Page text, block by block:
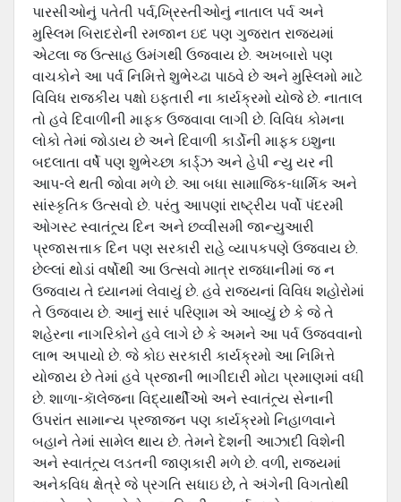
પારસીઓનું પતેતી પર્વ,ખ્રિસ્તીઓનું નાતાલ પર્વ અને
મુસ્લિમ બિરાદરોની રમજાન ઇદ પણ ગુજરાત રાજયમાં
એટલા જ ઉત્સાહ ઉમંગથી ઉજવાય છે. અખબારો પણ
વાચકોને આ પર્વ નિમિત્તે શુભેચ્ઢા પાઠવે છે અને મુસ્લિમો માટે
વિવિધ રાજકીય પક્ષો ઇફતારી ના કાર્યક્રમો યોજે છે. નાતાલ
તો હવે દિવાળીની માફક ઉજવાવા લાગી છે. વિવિધ કોમના
લોકો તેમાં જોડાય છે અને દિવાળી કાર્ડોની માફક ઇશુના
બદલાતા વર્ષે પણ શુભેચ્છા કાર્ડ્ઝ અને હેપી ન્યુ યર ની
આપ-લે થતી જોવા મળે છે. આ બધા સામાજિક-ધાર્મિક અને
સાંસ્કૃતિક ઉત્સવો છે. પરંતુ આપણાં રાષ્ટ્રીય પર્વો પંદરમી
ઓગસ્ટ સ્વાતંત્ર્ય દિન અને છવ્વીસમી જાન્યુઆરી
પ્રજાસત્તાક દિન પણ સરકારી રાહે વ્યાપકપણે ઉજવાય છે.
છેલ્લાં થોડાં વર્ષોથી આ ઉત્સવો માત્ર રાજધાનીમાં જ ન
ઉજવાય તે ધ્યાનમાં લેવાયું છે. હવે રાજયનાં વિવિધ શહોરોમાં
તે ઉજવાય છે. આનું સારં પરિણામ એ આવ્યું છે કે જે તે
શહેરના નાગરિકોને હવે લાગે છે કે અમને આ પર્વ ઉજવવાનો
લાભ અપાયો છે. જે કોઇ સરકારી કાર્યક્રમો આ નિમિત્તે
યોજાય છે તેમાં હવે પ્રજાની ભાગીદારી મોટા પ્રમાણમાં વધી
છે. શાળા-કાૅલેજના વિદ્યાર્થીઓ અને સ્વાતંત્ર્ય સેનાની
ઉપરાંત સામાન્ય પ્રજાજન પણ કાર્યક્રમો નિહાળવાને
બહાને તેમાં સામેલ થાય છે. તેમને દેશની આઝાદી વિશેની
અને સ્વાતંત્ર્ય લડતની જાણકારી મળે છે. વળી, રાજયમાં
અનેકવિધ ક્ષેત્રે જે પ્રગતિ સધાઇ છે, તે અંગેની વિગતોથી